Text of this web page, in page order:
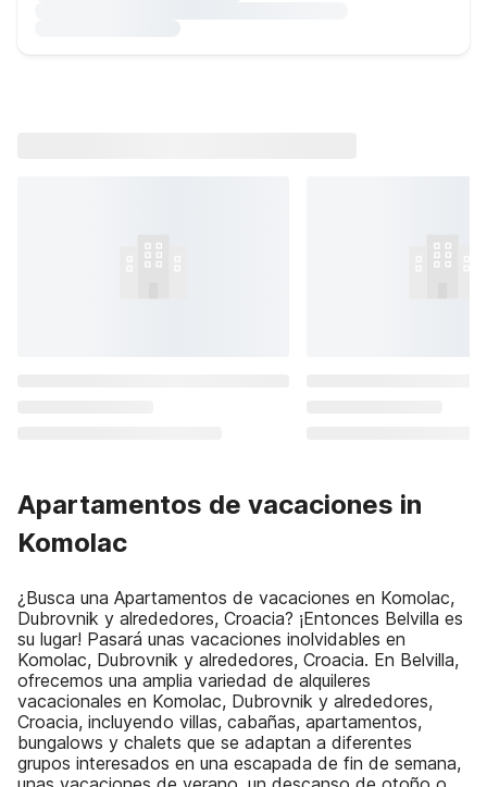
Apartamentos de vacaciones in
Komolac
¿Busca una Apartamentos de vacaciones en Komolac,
Dubrovnik y alrededores, Croacia? ¡Entonces Belvilla es
su lugar! Pasará unas vacaciones inolvidables en
Komolac, Dubrovnik y alrededores, Croacia. En Belvilla,
ofrecemos una amplia variedad de alquileres
vacacionales en Komolac, Dubrovnik y alrededores,
Croacia, incluyendo villas, cabañas, apartamentos,
bungalows y chalets que se adaptan a diferentes
grupos interesados en una escapada de fin de semana,